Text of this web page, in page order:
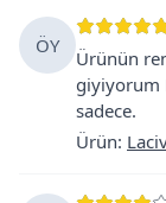
ÖY
Ürünün
giyiyorum
sadece.
Ürün: